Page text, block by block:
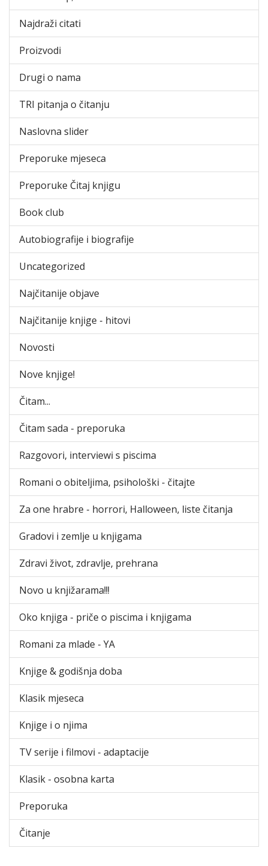
Najdraži citati
Proizvodi
Drugi o nama
TRI pitanja o čitanju
Naslovna slider
Preporuke mjeseca
Preporuke Čitaj knjigu
Book club
Autobiografije i biografije
Uncategorized
Najčitanije objave
Najčitanije knjige - hitovi
Novosti
Nove knjige!
Čitam...
Čitam sada - preporuka
Razgovori, interviewi s piscima
Romani o obiteljima, psihološki - čitajte
Za one hrabre - horrori, Halloween, liste čitanja
Gradovi i zemlje u knjigama
Zdravi život, zdravlje, prehrana
Novo u knjižarama!!!
Oko knjiga - priče o piscima i knjigama
Romani za mlade - YA
Knjige & godišnja doba
Klasik mjeseca
Knjige i o njima
TV serije i filmovi - adaptacije
Klasik - osobna karta
Preporuka
Čitanje